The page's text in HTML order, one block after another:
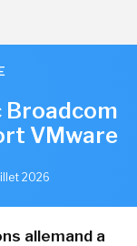
Broadcom
VMware
2026
allemand a